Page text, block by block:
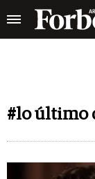
#lo último